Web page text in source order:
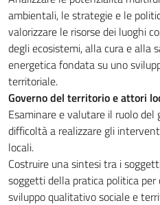
ambientali, le strategie e le
valorizzare le risorse dei luoghi
degli ecosistemi, alla cura e alla
energetica fondata su uno
territoriale.
Governo del territorio e attori
Esaminare e valutare il ruolo
difficoltà a realizzare gli
locali.
Costruire una sintesi tra i
soggetti della pratica politica per
sviluppo qualitativo sociale e